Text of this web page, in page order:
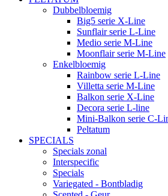
Dubbelbloemig
Big5 serie X-Line
Sunflair serie L-Line
Medio serie M-Line
Moonflair serie M-Line
Enkelbloemig
Rainbow serie L-Line
Villetta serie M-Line
Balkon serie X-Line
Decora serie L-line
Mini-Balkon serie C-
Peltatum
SPECIALS
Specials zonal
Interspecific
Specials
Variegated - Bontbladig